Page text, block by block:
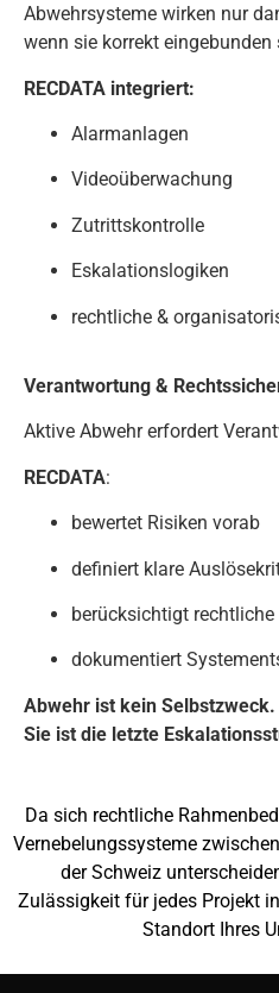
Abwehrsysteme wirken nur
wenn sie korrekt eingebunden
RECDATA integriert:
Alarmanlagen
Videoüberwachung
Zutrittskontrolle
Eskalationslogiken
rechtliche &
Verantwortung &
Aktive Abwehr erfordert
RECDATA:
bewertet Risiken vorab
definiert klare
berücksichtigt
dokumentiert
Abwehr ist kein Selbstzweck.
Sie ist die letzte
Da sich rechtliche
Vernebelungssysteme
der Schweiz
Zulässigkeit für jedes Projekt
Standort Ihres